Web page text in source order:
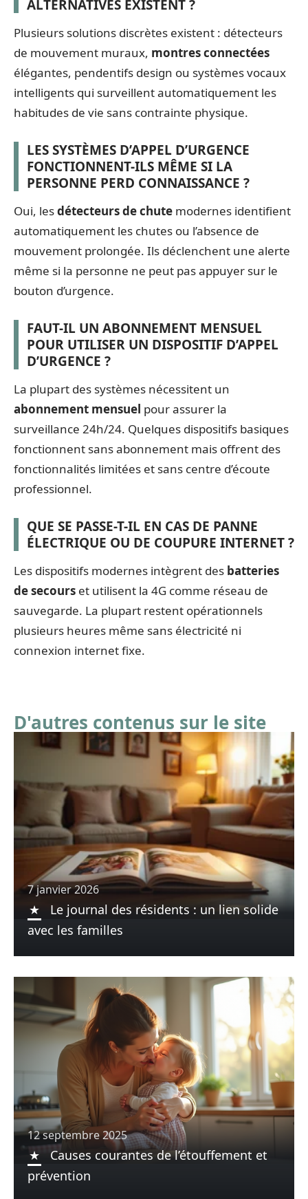
ALTERNATIVES EXISTENT ?
Plusieurs solutions discrètes existent : détecteurs
de mouvement muraux, montres connectées
élégantes, pendentifs design ou systèmes vocaux
intelligents qui surveillent automatiquement les
habitudes de vie sans contrainte physique.
LES SYSTÈMES D’APPEL D’URGENCE
FONCTIONNENT-ILS MÊME SI LA
PERSONNE PERD CONNAISSANCE ?
Oui, lesdétecteurs de chute modernes identifient
automatiquement les chutes ou l’absence de
mouvement prolongée. Ils déclenchent une alerte
même si la personne ne peut pas appuyer sur le
bouton d’urgence.
FAUT-IL UN ABONNEMENT MENSUEL
POUR UTILISER UN DISPOSITIF D’APPEL
D’URGENCE ?
La plupart des systèmes nécessitent un
abonnement mensuel pour assurer la
surveillance 24h/24. Quelques dispositifs basiques
fonctionnent sans abonnement mais offrent des
fonctionnalités limitées et sans centre d’écoute
professionnel.
QUE SE PASSE-T-IL EN CAS DE PANNE
ÉLECTRIQUE OU DE COUPURE INTERNET ?
Les dispositifs modernes intègrent des batteries
de secours et utilisent la 4G comme réseau de
sauvegarde. La plupart restent opérationnels
plusieurs heures même sans électricité ni
connexion internet fixe.
D'autres contenus sur le site
7 janvier 2026
Le journal des résidents : un lien solide
avec les familles
12 septembre 2025
Causes courantes de l’étouffement et
prévention